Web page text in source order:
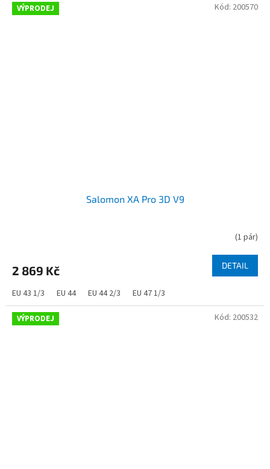
VÝPRODEJ
Salomon XA Pro 3D V9
(1 pár)
2 869 Kč DETAIL
EU 43 1/3 EU 44 EU 44 2/3 EU 47 1/3
Kód: 200570
VÝPRODEJ Kód: 200532